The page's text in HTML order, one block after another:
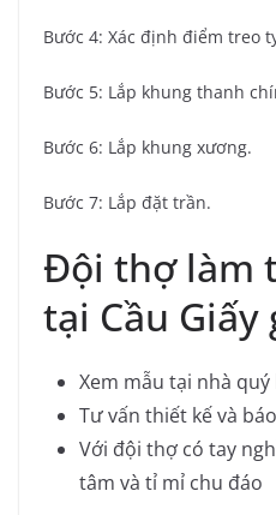
Bước 4: Xác định điểm treo
Bước 5: Lắp khung thanh
Bước 6: Lắp khung xương.
Bước 7: Lắp đặt trần.
Đội thợ làm
tại Cầu Giấy
Xem mẫu tại nhà
Tư vấn thiết kế và
Với đội thợ có tay
tâm và tỉ mỉ chu đáo